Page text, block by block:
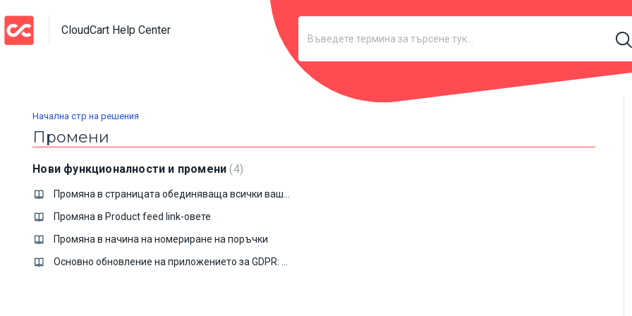
CloudCart Help Center
Начална стр на решения
Промени
Нови функционалности и промени 4
Промяна в Product feed link-овете
Промяна в начина на номериране на поръчки